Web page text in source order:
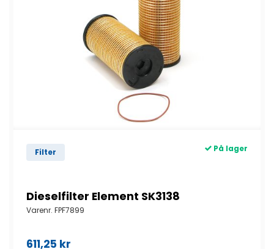
Filter På lager
Dieselfilter Element SK3138
Varenr. FPF7899
611,25 kr